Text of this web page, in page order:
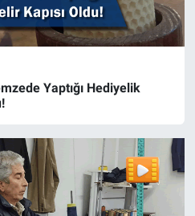
Yaptığı Hediyelik